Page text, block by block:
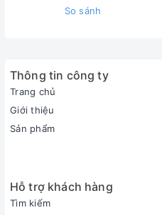
So sánh
Thông tin công ty
Trang chủ
Giới thiệu
Sản phẩm
Hỗ trợ khách hàng
Tìm kiếm